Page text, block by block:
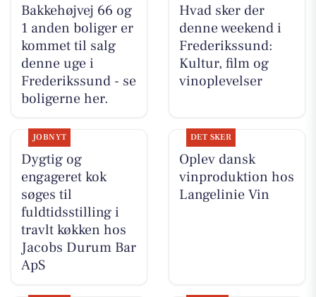
Bakkehøjvej 66 og
1 anden boliger er
kommet til salg
denne uge i
Frederikssund - se
boligerne her.
Hvad sker der
denne weekend i
Frederikssund:
Kultur, film og
vinoplevelser
JOBNYT
Dygtig og
engageret kok
søges til
fuldtidsstilling i
travlt køkken hos
Jacobs Durum Bar
ApS
DET SKER
Oplev dansk
vinproduktion hos
Langelinie Vin